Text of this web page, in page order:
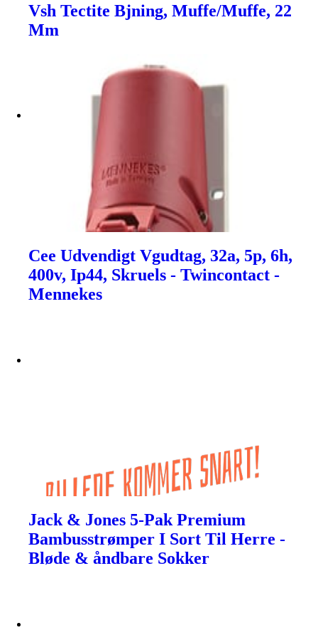
Vsh Tectite Bjning, Muffe/Muffe, 22
Mm
Cee Udvendigt Vgudtag, 32a, 5p, 6h,
400v, Ip44, Skruels - Twincontact -
Mennekes
Jack & Jones 5-Pak Premium
Bambusstrømper I Sort Til Herre -
Bløde & åndbare Sokker